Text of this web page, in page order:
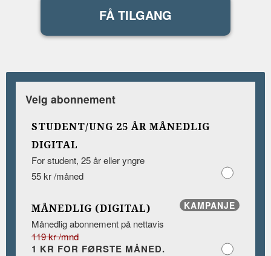
FÅ TILGANG
Velg abonnement
STUDENT/UNG 25 ÅR MÅNEDLIG
DIGITAL
For student, 25 år eller yngre
55 kr /måned
KAMPANJE
MÅNEDLIG (DIGITAL)
Månedlig abonnement på nettavis
119 kr /mnd
1 KR FOR FØRSTE MÅNED.